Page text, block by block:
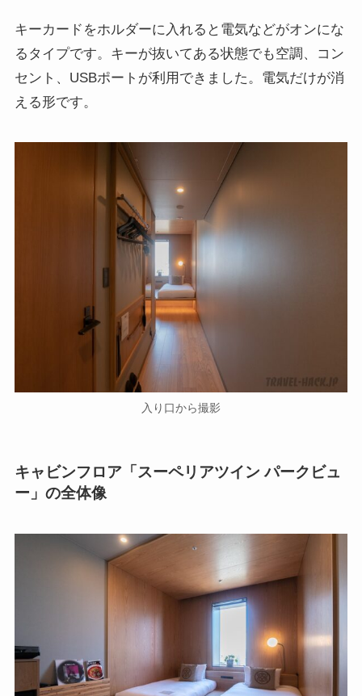
キーカードをホルダーに入れると電気などがオンにな
るタイプです。キーが抜いてある状態でも空調、コン
セント、USBポートが利用できました。電気だけが消
える形です。
入り口から撮影
キャビンフロア「スーペリアツイン パークビュ
ー」の全体像